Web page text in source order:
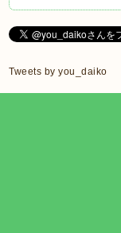
Tweets by you_daiko